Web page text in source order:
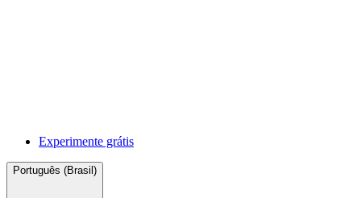
Experimente grátis
Português (Brasil)